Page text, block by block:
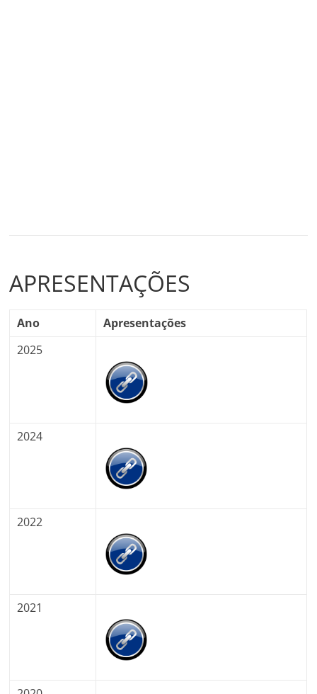
APRESENTAÇÕES
Ano
Apresentações
2025
2024
2022
2021